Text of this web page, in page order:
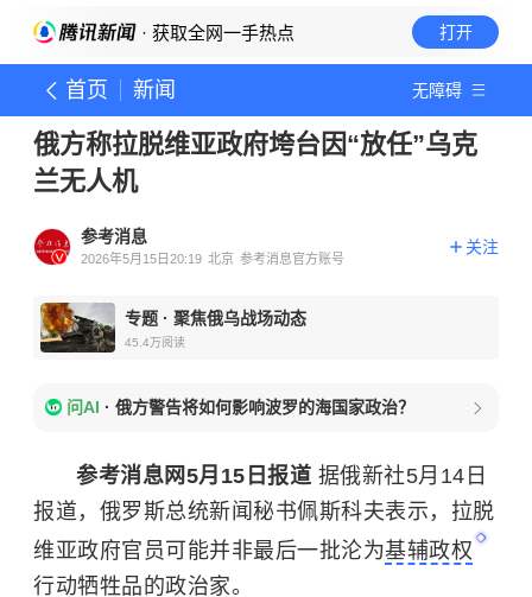
· 获取全网一手热点 打开
首页 新闻 无障碍
俄方称拉脱维亚政府垮台因“放任”乌克
兰无人机
参考消息
2026年5月15日20:19 北京 参考消息官方账号
关注
专题 · 聚焦俄乌战场动态
45.4万阅读
问AI · 俄方警告将如何影响波罗的海国家政治？
参考消息网5月15日报道 据俄新社5月14日
报道，俄罗斯总统新闻秘书佩斯科夫表示，拉脱
维亚政府官员可能并非最后一批沦为基辅政权
行动牺牲品的政治家。